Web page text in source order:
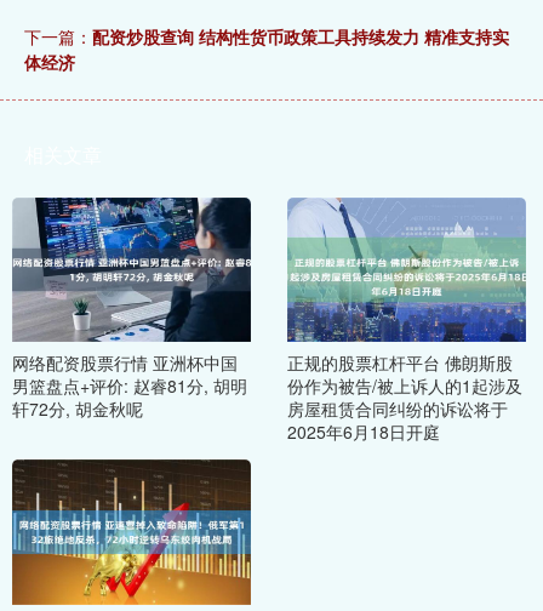
下一篇： 配资炒股查询 结构性货币政策工具持续发力 精准支持实
体经济
网络配资股票行情 亚洲杯中国
男篮盘点+评价: 赵睿81分, 胡明
轩72分, 胡金秋呢
正规的股票杠杆平台 佛朗斯股
份作为被告/被上诉人的1起涉及
房屋租赁合同纠纷的诉讼将于
2025年6月18日开庭